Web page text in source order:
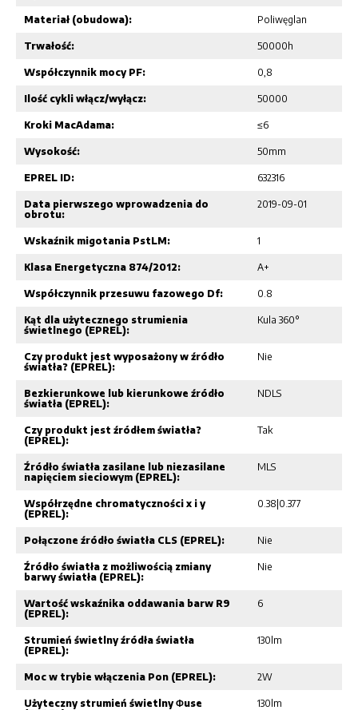
Materiał (obudowa): Poliwęglan
Trwałość: 50000h
Współczynnik mocy PF: 0,8
Ilość cykli włącz/wyłącz: 50000
Kroki MacAdama: ≤6
Wysokość: 50mm
EPREL ID: 632316
Data pierwszego wprowadzenia do
obrotu:
2019-09-01
Wskaźnik migotania PstLM: 1
Klasa Energetyczna 874/2012: A+
Współczynnik przesuwu fazowego Df: 0.8
Kąt dla użytecznego strumienia
świetlnego (EPREL):
Kula 360°
Czy produkt jest wyposażony w źródło
światła? (EPREL):
Nie
Bezkierunkowe lub kierunkowe źródło
światła (EPREL):
NDLS
Czy produkt jest źródłem światła?
(EPREL):
Tak
Źródło światła zasilane lub niezasilane
napięciem sieciowym (EPREL):
MLS
Współrzędne chromatyczności x i y
(EPREL):
0.38|0.377
Połączone źródło światła CLS (EPREL): Nie
Źródło światła z możliwością zmiany
barwy światła (EPREL):
Nie
Wartość wskaźnika oddawania barw R9
(EPREL):
6
Strumień świetlny źródła światła
(EPREL):
130lm
Moc w trybie włączenia Pon (EPREL): 2W
Użyteczny strumień świetlny Φuse
130lm